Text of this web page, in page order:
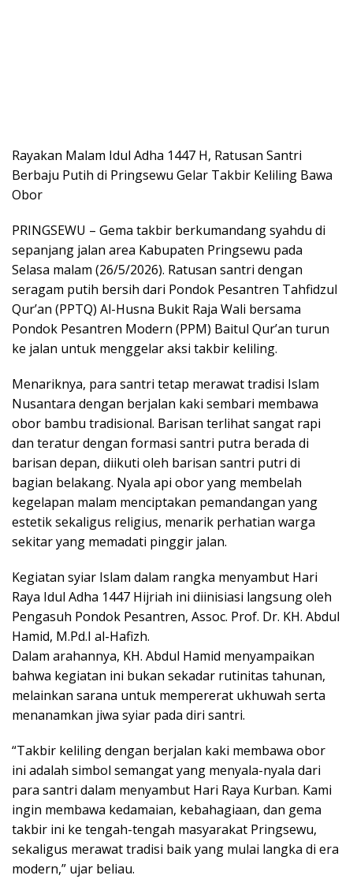
Rayakan Malam Idul Adha 1447 H, Ratusan Santri
Berbaju Putih di Pringsewu Gelar Takbir Keliling Bawa
Obor
PRINGSEWU – Gema takbir berkumandang syahdu di
sepanjang jalan area Kabupaten Pringsewu pada
Selasa malam (26/5/2026). Ratusan santri dengan
seragam putih bersih dari Pondok Pesantren Tahfidzul
Qur’an (PPTQ) Al-Husna Bukit Raja Wali bersama
Pondok Pesantren Modern (PPM) Baitul Qur’an turun
ke jalan untuk menggelar aksi takbir keliling.
Menariknya, para santri tetap merawat tradisi Islam
Nusantara dengan berjalan kaki sembari membawa
obor bambu tradisional. Barisan terlihat sangat rapi
dan teratur dengan formasi santri putra berada di
barisan depan, diikuti oleh barisan santri putri di
bagian belakang. Nyala api obor yang membelah
kegelapan malam menciptakan pemandangan yang
estetik sekaligus religius, menarik perhatian warga
sekitar yang memadati pinggir jalan.
Kegiatan syiar Islam dalam rangka menyambut Hari
Raya Idul Adha 1447 Hijriah ini diinisiasi langsung oleh
Pengasuh Pondok Pesantren, Assoc. Prof. Dr. KH. Abdul
Hamid, M.Pd.I al-Hafizh.
Dalam arahannya, KH. Abdul Hamid menyampaikan
bahwa kegiatan ini bukan sekadar rutinitas tahunan,
melainkan sarana untuk mempererat ukhuwah serta
menanamkan jiwa syiar pada diri santri.
“Takbir keliling dengan berjalan kaki membawa obor
ini adalah simbol semangat yang menyala-nyala dari
para santri dalam menyambut Hari Raya Kurban. Kami
ingin membawa kedamaian, kebahagiaan, dan gema
takbir ini ke tengah-tengah masyarakat Pringsewu,
sekaligus merawat tradisi baik yang mulai langka di era
modern,” ujar beliau.